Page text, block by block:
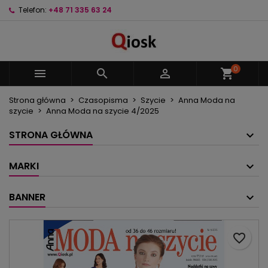
Telefon: +48 71 335 63 24
   shopping_cart0
Strona główna Czasopisma Szycie
Anna Moda na
szycie
Anna Moda na szycie 4/2025
STRONA GŁÓWNA
MARKI
BANNER
favorite_border
Nazwa listy życzeń
Anuluj
Musisz być zalogowany by zapisać produkty na
swojej liście życzeń.
Anuluj Zaloguj się